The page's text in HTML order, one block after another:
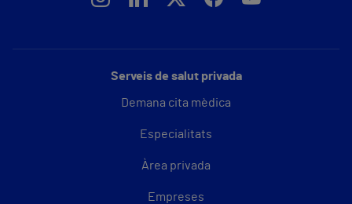
Serveis de salut privada
Demana cita mèdica
Especialitats
Àrea privada
Empreses